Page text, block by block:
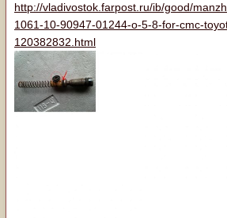
http://vladivostok.farpost.ru/ib/good/
1061-10-90947-01244-o-5-8-for-cmc-
120382832.html